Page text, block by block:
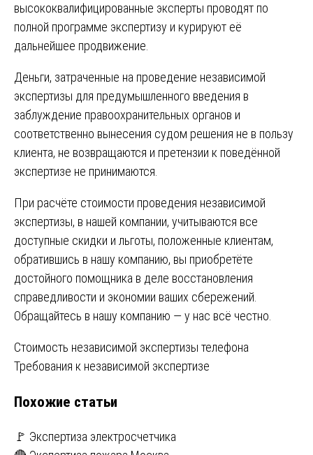
высококвалифицированные эксперты проводят по
полной программе экспертизу и курируют её
дальнейшее продвижение.
Деньги, затраченные на проведение независимой
экспертизы для предумышленного введения в
заблуждение правоохранительных органов и
соответственно вынесения судом решения не в пользу
клиента, не возвращаются и претензии к поведённой
экспертизе не принимаются.
При расчёте стоимости проведения независимой
экспертизы, в нашей компании, учитываются все
доступные скидки и льготы, положенные клиентам,
обратившись в нашу компанию, вы приобретёте
достойного помощника в деле восстановления
справедливости и экономии ваших сбережений.
Обращайтесь в нашу компанию ― у нас всё честно.
Навигация
по
записям
Стоимость независимой экспертизы телефона
Требования к независимой экспертизе
Похожие статьи
🚩 Экспертиза электросчетчика